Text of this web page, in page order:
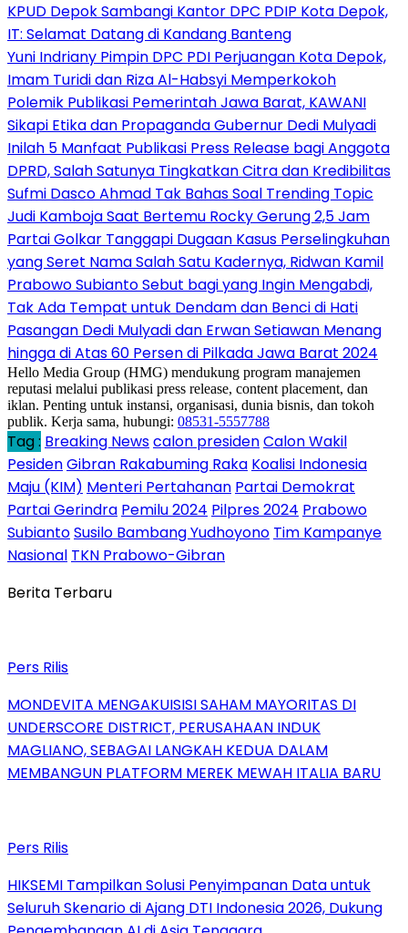
KPUD Depok Sambangi Kantor DPC PDIP Kota Depok,
IT: Selamat Datang di Kandang Banteng
Yuni Indriany Pimpin DPC PDI Perjuangan Kota Depok,
Imam Turidi dan Riza Al-Habsyi Memperkokoh
Polemik Publikasi Pemerintah Jawa Barat, KAWANI
Sikapi Etika dan Propaganda Gubernur Dedi Mulyadi
Inilah 5 Manfaat Publikasi Press Release bagi Anggota
DPRD, Salah Satunya Tingkatkan Citra dan Kredibilitas
Sufmi Dasco Ahmad Tak Bahas Soal Trending Topic
Judi Kamboja Saat Bertemu Rocky Gerung 2,5 Jam
Partai Golkar Tanggapi Dugaan Kasus Perselingkuhan
yang Seret Nama Salah Satu Kadernya, Ridwan Kamil
Prabowo Subianto Sebut bagi yang Ingin Mengabdi,
Tak Ada Tempat untuk Dendam dan Benci di Hati
Pasangan Dedi Mulyadi dan Erwan Setiawan Menang
hingga di Atas 60 Persen di Pilkada Jawa Barat 2024
Hello Media Group (HMG) mendukung program manajemen
reputasi melalui publikasi press release, content placement, dan
iklan. Penting untuk instansi, organisasi, dunia bisnis, dan tokoh
publik. Kerja sama, hubungi: 08531-5557788
Tag : Breaking Newscalon presidenCalon Wakil
PesidenGibran Rakabuming Raka Koalisi Indonesia
Maju (KIM) Menteri Pertahanan Partai Demokrat
Partai Gerindra Pemilu 2024 Pilpres 2024 Prabowo
SubiantoSusilo Bambang Yudhoyono Tim Kampanye
Nasional TKN Prabowo-Gibran
Berita Terbaru
Pers Rilis
MONDEVITA MENGAKUISISI SAHAM MAYORITAS DI
UNDERSCORE DISTRICT, PERUSAHAAN INDUK
MAGLIANO, SEBAGAI LANGKAH KEDUA DALAM
MEMBANGUN PLATFORM MEREK MEWAH ITALIA BARU
Pers Rilis
HIKSEMI Tampilkan Solusi Penyimpanan Data untuk
Seluruh Skenario di Ajang DTI Indonesia 2026, Dukung